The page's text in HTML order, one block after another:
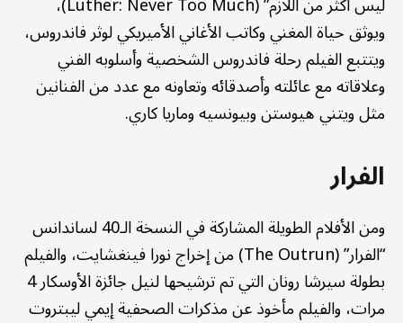
ويوثق حياة المغني وكاتب الأغاني الأميريكي لوثر فاندروس،
ويتتبع الفيلم رحلة فاندروس الشخصية وأسلوبه الفني
وعلاقاته مع عائلته وأصدقائه وتعاونه مع عدد من الفنانين
مثل ويتني هيوستن وبيونسيه وماريا كاري.
الفرار
ومن الأفلام الطويلة المشاركة في النسخة الـ40 لساندانس
“الفرار” (The Outrun) من إخراج نورا فينغشايت، والفيلم
بطولة سيرشا رونان التي تم ترشيحها لنيل جائزة الأوسكار 4
مرات، والفيلم مأخوذ عن مذكرات الصحفية إيمي ليبتروت